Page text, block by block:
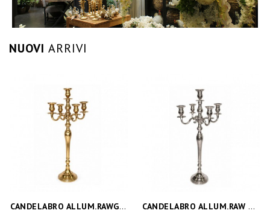
NUOVI ARRIVI
CANDELABRO ALLUM.RAWGOLD H100CM-7fuochi CANDELABRO ALLUM.RAW NICK H100CM-7fuochi